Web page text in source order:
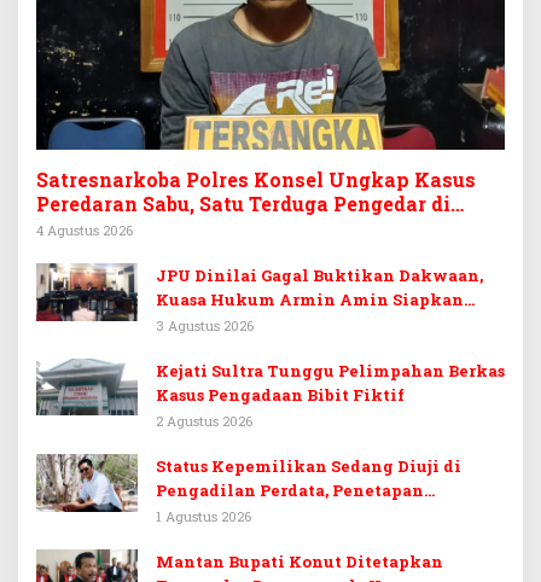
Satresnarkoba Polres Konsel Ungkap Kasus
Peredaran Sabu, Satu Terduga Pengedar di
Tinanggea Ditangkap
4 Agustus 2026
JPU Dinilai Gagal Buktikan Dakwaan,
Kuasa Hukum Armin Amin Siapkan
Pledoi dan Minta Putusan Bebas
3 Agustus 2026
Kejati Sultra Tunggu Pelimpahan Berkas
Kasus Pengadaan Bibit Fiktif
2 Agustus 2026
Status Kepemilikan Sedang Diuji di
Pengadilan Perdata, Penetapan
Tersangka Dr. Ruksamin Dinilai
1 Agustus 2026
Mantan Bupati Konut Ditetapkan